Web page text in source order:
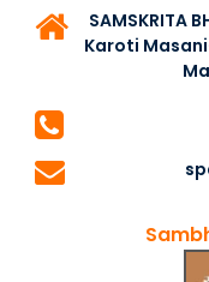
SAMSKRITA
Karoti